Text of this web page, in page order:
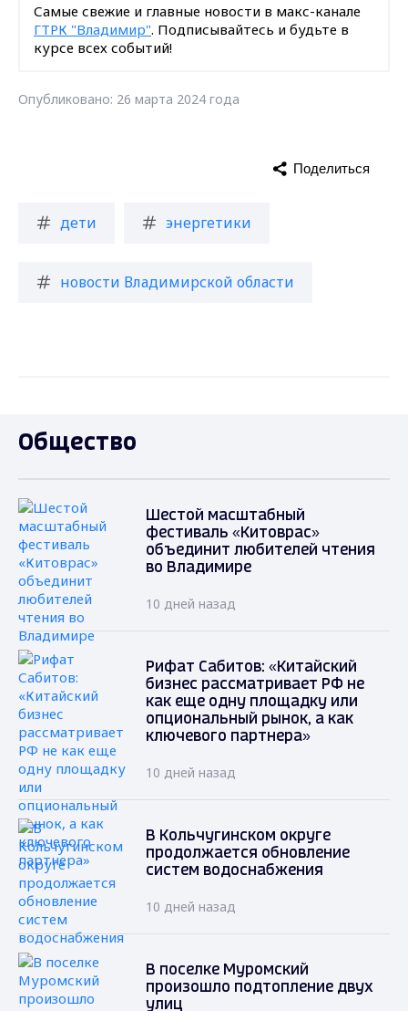
Самые свежие и главные новости в макс-канале
ГТРК "Владимир". Подписывайтесь и будьте в
курсе всех событий!
Опубликовано: 26 марта 2024 года
дети энергетики
новости Владимирской области
Поделиться
Общество
Шестой масштабный
фестиваль «Китоврас»
объединит любителей чтения
во Владимире
10 дней назад
Рифат Сабитов: «Китайский
бизнес рассматривает РФ не
как еще одну площадку или
опциональный рынок, а как
ключевого партнера»
10 дней назад
В Кольчугинском округе
продолжается обновление
систем водоснабжения
10 дней назад
В поселке Муромский
произошло подтопление двух
улиц